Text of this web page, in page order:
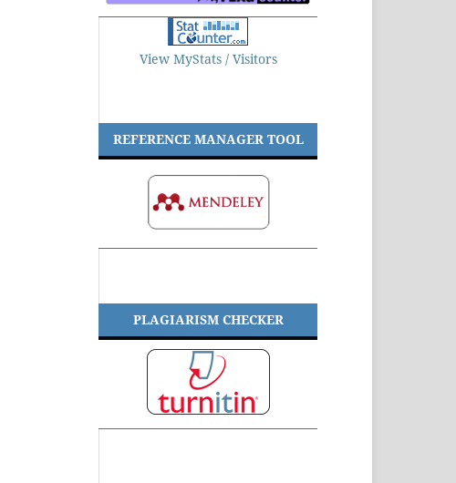
View MyStats / Visitors
REFERENCE MANAGER TOOL
PLAGIARISM CHECKER